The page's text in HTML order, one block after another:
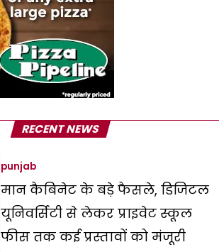
RECENT NEWS
punjab
मान कैबिनेट के बड़े फैसले, डिजिटल
यूनिवर्सिटी से लेकर प्राइवेट स्कूल
फीस तक कई प्रस्तावों को मंजूरी